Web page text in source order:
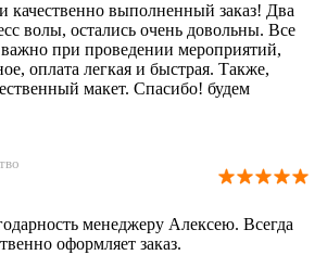
качественно выполненный заказ! Два
волы, остались очень довольны. Все
при проведении мероприятий,
оплата легкая и быстрая. Также,
макет. Спасибо! будем
менеджеру Алексею. Всегда
оформляет заказ.